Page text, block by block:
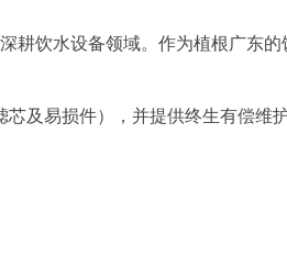
饮水设备领域。作为植根广东
及易损件），并提供终生有偿维